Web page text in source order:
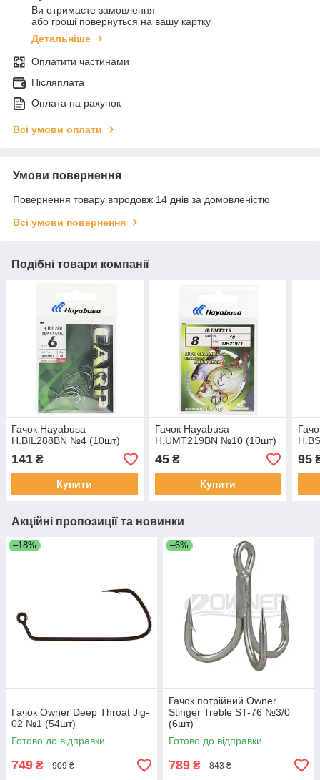
Ви отримаєте замовлення
або гроші повернуться на вашу картку
Детальніше
Оплатити частинами
Післяплата
Оплата на рахунок
Всі умови оплати
Умови повернення
Повернення товару впродовж 14 днів за домовленістю
Всі умови повернення
Подібні товари компанії
Гачок Hayabusa
H.BIL288BN №4 (10шт)
141 ₴
Купити
Гачок Hayabusa
H.UMT219BN №10 (10шт)
45₴
Купити
95
Акційні пропозиції та новинки
–18%
Гачок Owner Deep Throat Jig-
02 №1 (54шт)
Готово до відправки
749 ₴ 909 ₴
–6%
Гачок потрійний Owner
Stinger Treble ST-76 №3/0
(6шт)
Готово до відправки
789 ₴ 843 ₴